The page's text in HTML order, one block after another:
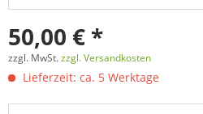
50,00 € *
zzgl. MwSt.zzgl. Versandkosten
Lieferzeit: ca. 5 Werktage